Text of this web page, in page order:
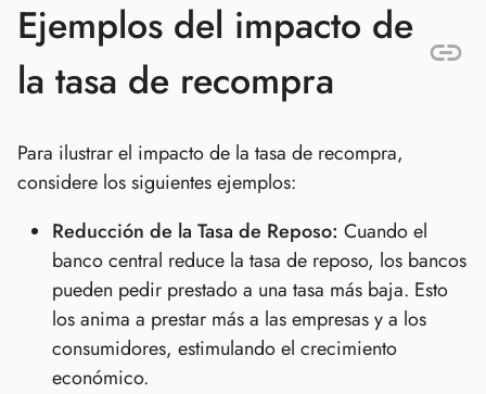
Ejemplos del impacto de
la tasa de recompra
Para ilustrar el impacto de la tasa de recompra,
considere los siguientes ejemplos:
Reducción de la Tasa de Reposo: Cuando el
banco central reduce la tasa de reposo, los bancos
pueden pedir prestado a una tasa más baja. Esto
los anima a prestar más a las empresas y a los
consumidores, estimulando el crecimiento
económico.